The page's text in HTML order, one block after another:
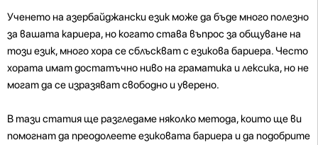
Ученето на азербайджански език може да бъде много полезно
за вашата кариера, но когато става въпрос за общуване на
този език, много хора се сблъскват с езикова бариера. Често
хората имат достатъчно ниво на граматика и лексика, но не
могат да се изразяват свободно и уверено.
В тази статия ще разгледаме няколко метода, които ще ви
помогнат да преодолеете езиковата бариера и да подобрите